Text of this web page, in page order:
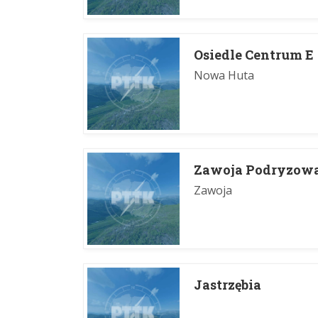
Osiedle Centrum E
Nowa Huta
Zawoja
Zawoja
Jastrzębia